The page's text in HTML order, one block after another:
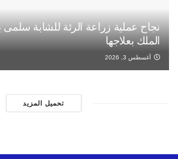
نجاح عملية زراعة الرئة للشابة سلمى
الملك بعلاجها
أغسطس 3, 2026
تحميل المزيد